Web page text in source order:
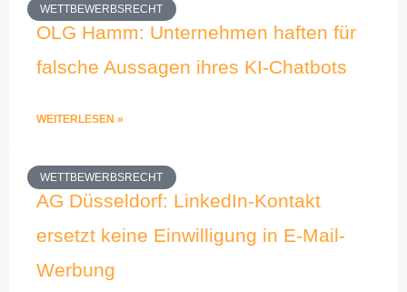
WETTBEWERBSRECHT
OLG Hamm: Unternehmen haften für
falsche Aussagen ihres KI-Chatbots
WEITERLESEN »
WETTBEWERBSRECHT
AG Düsseldorf: LinkedIn-Kontakt
ersetzt keine Einwilligung in E-Mail-
Werbung